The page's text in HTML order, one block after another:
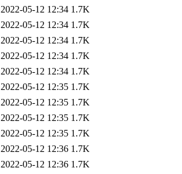
2022-05-12 12:34 1.7K
2022-05-12 12:34 1.7K
2022-05-12 12:34 1.7K
2022-05-12 12:34 1.7K
2022-05-12 12:34 1.7K
2022-05-12 12:35 1.7K
2022-05-12 12:35 1.7K
2022-05-12 12:35 1.7K
2022-05-12 12:35 1.7K
2022-05-12 12:36 1.7K
2022-05-12 12:36 1.7K